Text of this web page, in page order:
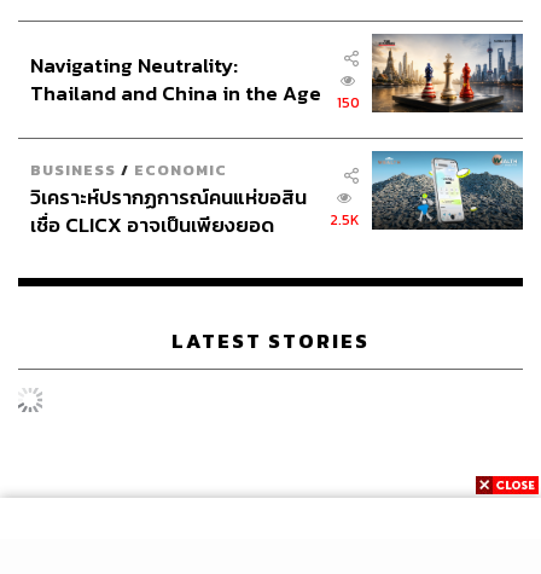
Navigating Neutrality:
Thailand and China in the Age
150
BUSINESS / ECONOMIC
วิเคราะห์ปรากฏการณ์คนแห่ขอสิน
เชื่อ CLICX อาจเป็นเพียงยอด
เรือนไทยที่ถูกซุกไว้
2.5K
LATEST STORIES